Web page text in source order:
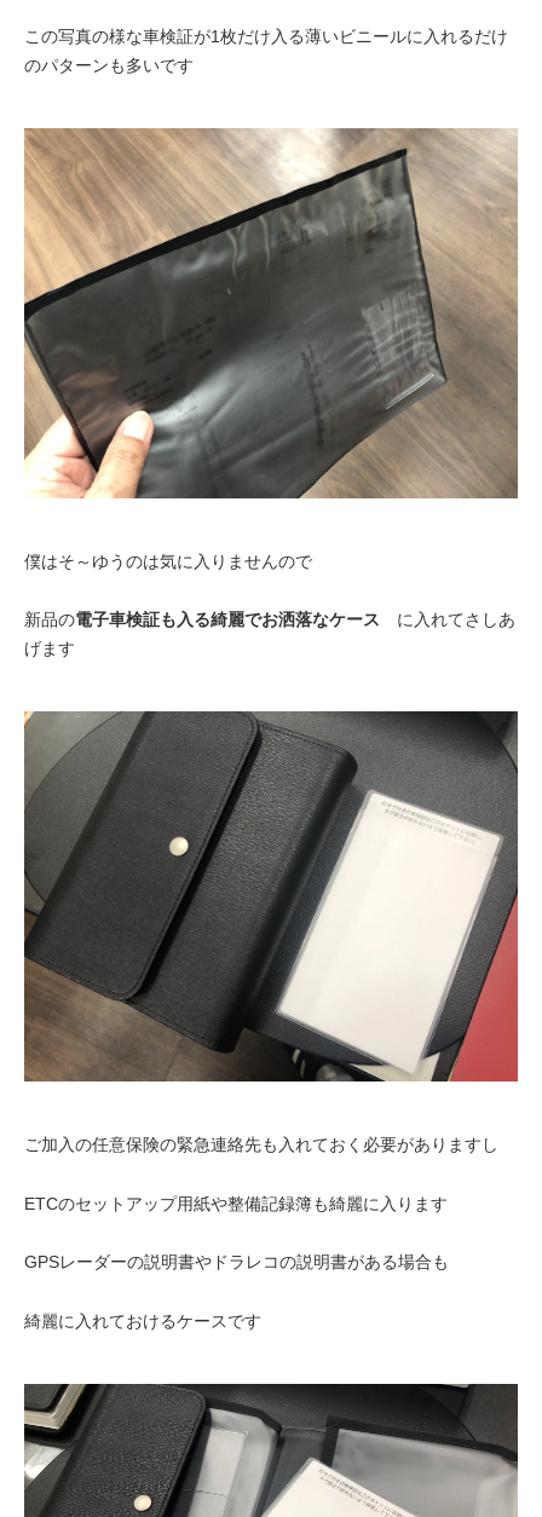
この写真の様な車検証が1枚だけ入る薄いビニールに入れるだけ
のパターンも多いです
僕はそ～ゆうのは気に入りませんので
新品の電子車検証も入る綺麗でお洒落なケース に入れてさしあ
げます
ご加入の任意保険の緊急連絡先も入れておく必要がありますし
ETCのセットアップ用紙や整備記録簿も綺麗に入ります
GPSレーダーの説明書やドラレコの説明書がある場合も
綺麗に入れておけるケースです